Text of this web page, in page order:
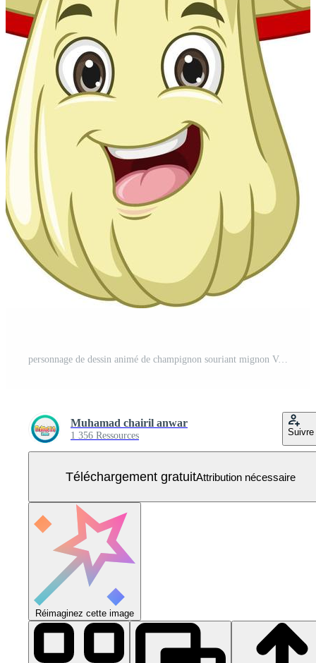
personnage de dessin animé de champignon souriant mignon Vecteur Gratuit
Muhamad chairil anwar
1 356 Ressources Suivre
Téléchargement gratuitAttribution nécessaire
Réimaginez cette image